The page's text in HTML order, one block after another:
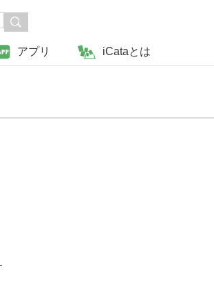
アプリ iCataとは